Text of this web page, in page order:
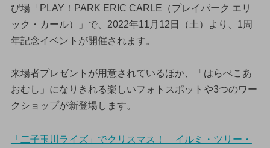
び場「PLAY！PARK ERIC CARLE（プレイパーク エリ
ック・カール）」で、2022年11月12日（土）より、1周
年記念イベントが開催されます。
来場者プレゼントが用意されているほか、「はらぺこあ
おむし」になりきれる楽しいフォトスポットや3つのワー
クショップが新登場します。
「二子玉川ライズ」でクリスマス！ イルミ・ツリー・